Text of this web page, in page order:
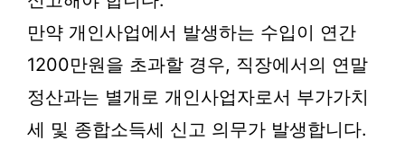
만약 개인사업에서 발생하는 수입이 연간
1200만원을 초과할 경우, 직장에서의 연말
정산과는 별개로 개인사업자로서 부가가치
세 및 종합소득세 신고 의무가 발생합니다.